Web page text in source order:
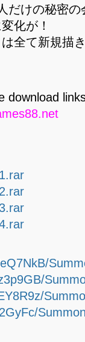
だけの秘密
化が！
全て新規描
download